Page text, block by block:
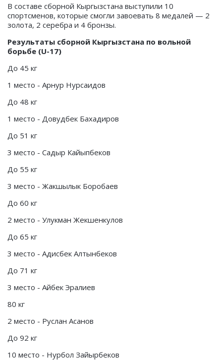
В составе сборной Кыргызстана выступили 10
спортсменов, которые смогли завоевать 8 медалей — 2
золота, 2 серебра и 4 бронзы.
Результаты сборной Кыргызстана по вольной
борьбе (U-17)
До 45 кг
1 место - Арнур Нурсаидов
До 48 кг
1 место - Довудбек Бахадиров
До 51 кг
3 место - Садыр Кайыпбеков
До 55 кг
3 место - Жакшылык Боробаев
До 60 кг
2 место - Улукман Жекшенкулов
До 65 кг
3 место - Адисбек Алтынбеков
До 71 кг
3 место - Айбек Эралиев
80 кг
2 место - Руслан Асанов
До 92 кг
10 место - Нурбол Зайырбеков